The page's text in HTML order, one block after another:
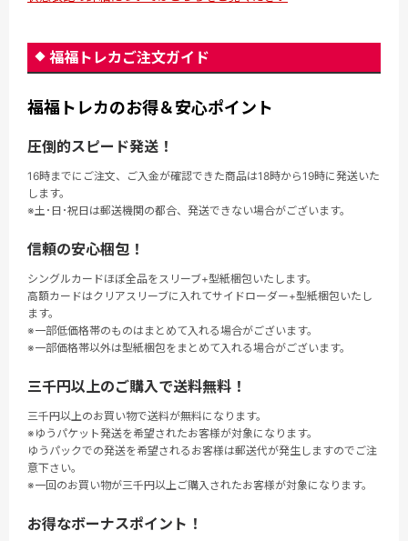
福福トレカご注文ガイド
福福トレカのお得＆安心ポイント
圧倒的スピード発送！
16時までにご注文、ご入金が確認できた商品は18時から19時に発送いた
します。
※土･日･祝日は郵送機関の都合、発送できない場合がございます。
信頼の安心梱包！
シングルカードほぼ全品をスリーブ+型紙梱包いたします。
高額カードはクリアスリーブに入れてサイドローダー+型紙梱包いたし
ます。
※一部低価格帯のものはまとめて入れる場合がございます。
※一部価格帯以外は型紙梱包をまとめて入れる場合がございます。
三千円以上のご購入で送料無料！
三千円以上のお買い物で送料が無料になります。
※ゆうパケット発送を希望されたお客様が対象になります。
ゆうパックでの発送を希望されるお客様は郵送代が発生しますのでご注
意下さい。
※一回のお買い物が三千円以上ご購入されたお客様が対象になります。
お得なボーナスポイント！